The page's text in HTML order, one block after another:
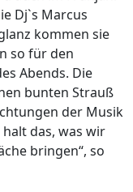
Dj`s Marcus
kommen sie
so für den
Abends. Die
bunten Strauß
der Musik
das, was wir
bringen“, so